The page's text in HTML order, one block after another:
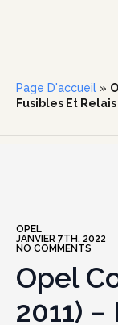
Page D'accueil »
Fusibles Et Relais
OPEL
JANVIER 7TH, 2022
NO COMMENTS
Opel
2011)